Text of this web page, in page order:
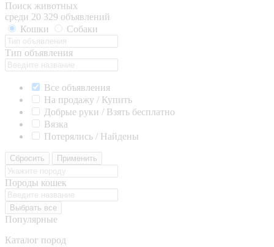
Поиск животных
среди 20 329 объявлений
Кошки
Собаки
Тип объявления
Все объявления
На продажу / Купить
Добрые руки / Взять бесплатно
Вязка
Потерялись / Найдены
Сбросить Применить
Породы кошек
Выбрать все
Популярные
Каталог пород